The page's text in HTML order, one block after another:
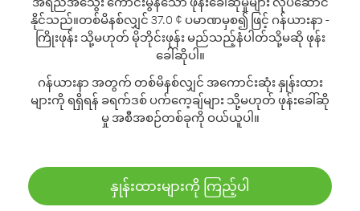
နိုင်သည်။တစ်မိနစ်လျှင် 37.0 ¢ ပမာဏမှစ၍ ဖြင့် ဂန်ယားနာ -
ကြိုးဖုန်း သို့မဟုတ် မိုဘိုင်းဖုန်း မည်သည့်နံပါတ်သို့မဆို ဖုန်း
ခေါ်ဆိုပါ။
ဂန်ယားနာ အတွက် တစ်မိနစ်လျှင် အကောင်းဆုံး နှုန်းထား
များကို ရရှိရန် ခရက်ဒစ် ပက်ကေ့ချ်များ သို့မဟုတ် ဖုန်းခေါ်ဆို
မှု အစီအစဉ်တစ်ခုကို ဝယ်ယူပါ။
နှုန်းထားများကို ကြည့်ပါ